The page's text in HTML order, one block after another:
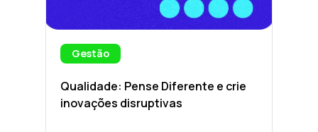
Gestão
Qualidade: Pense Diferente e crie
inovações disruptivas